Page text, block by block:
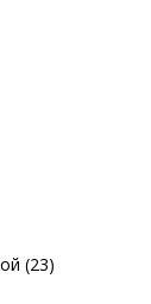
(23)